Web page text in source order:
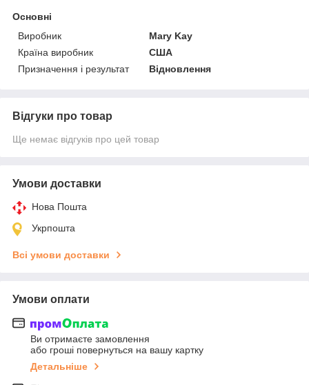
Основні
Виробник
Mary Kay
Країна виробник
США
Призначення і результат
Відновлення
Відгуки про товар
Ще немає відгуків про цей товар
Умови доставки
Нова Пошта
Укрпошта
Всі умови доставки
Умови оплати
Ви отримаєте замовлення
або гроші повернуться на вашу картку
Детальніше